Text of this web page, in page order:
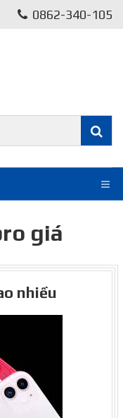
0862-340-105
giá
nhiều